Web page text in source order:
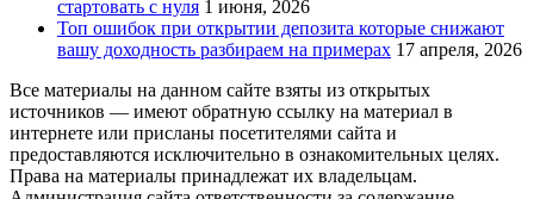
стартовать с нуля 1 июня, 2026
Топ ошибок при открытии депозита которые снижают
вашу доходность разбираем на примерах 17 апреля, 2026
Все материалы на данном сайте взяты из открытых
источников — имеют обратную ссылку на материал в
интернете или присланы посетителями сайта и
предоставляются исключительно в ознакомительных целях.
Права на материалы принадлежат их владельцам.